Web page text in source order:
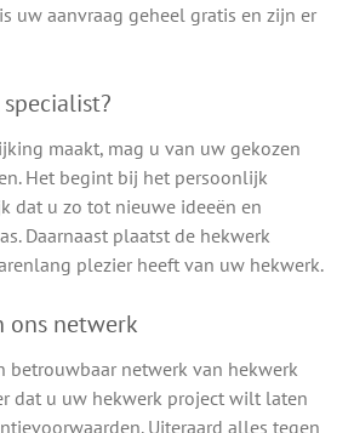
uw aanvraag geheel gratis en zijn er
maakt, mag u van uw gekozen
Het begint bij het persoonlijk
dat u zo tot nieuwe ideeën en
Daarnaast plaatst de hekwerk
plezier heeft van uw hekwerk.
ons netwerk
netwerk van hekwerk
dat u uw hekwerk project wilt laten
Uiteraard alles tegen